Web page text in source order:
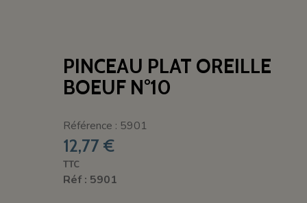
PINCEAU PLAT OREILLE
BOEUF N°10
Référence : 5901
12,77 €
TTC
Réf : 5901